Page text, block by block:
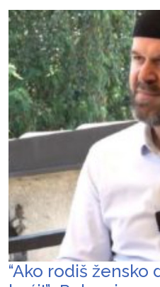
“Ako rodiš žensko